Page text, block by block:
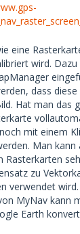
eine
wird.
dass
Hat man das
mit einem
Man kann
Rasterkarten
zu
verwendet
MyNav kann
Earth